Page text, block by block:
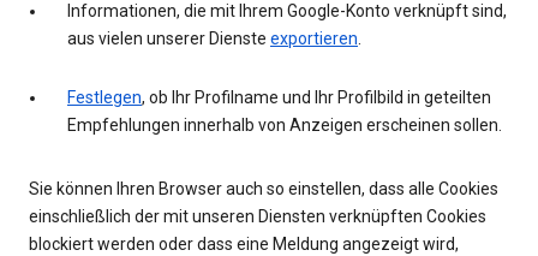
Informationen, die mit Ihrem Google-Konto verknüpft sind,
aus vielen unserer Dienste exportieren.
Festlegen, ob Ihr Profilname und Ihr Profilbild in geteilten
Empfehlungen innerhalb von Anzeigen erscheinen sollen.
Sie können Ihren Browser auch so einstellen, dass alle Cookies
einschließlich der mit unseren Diensten verknüpften Cookies
blockiert werden oder dass eine Meldung angezeigt wird,